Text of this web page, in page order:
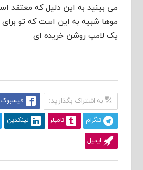
می بینید به این دلیل که معتقد
موها شبیه به این است که تو
یک لامپ روشن خریده ای
به اشتراک بگذارید: فیسبوک
تلگرام تامبلر لینکدین
ایمیل